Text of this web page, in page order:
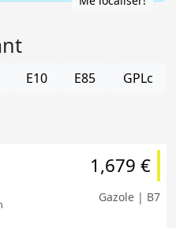
E10 E85 GPLc
1,679 €
Gazole | B7